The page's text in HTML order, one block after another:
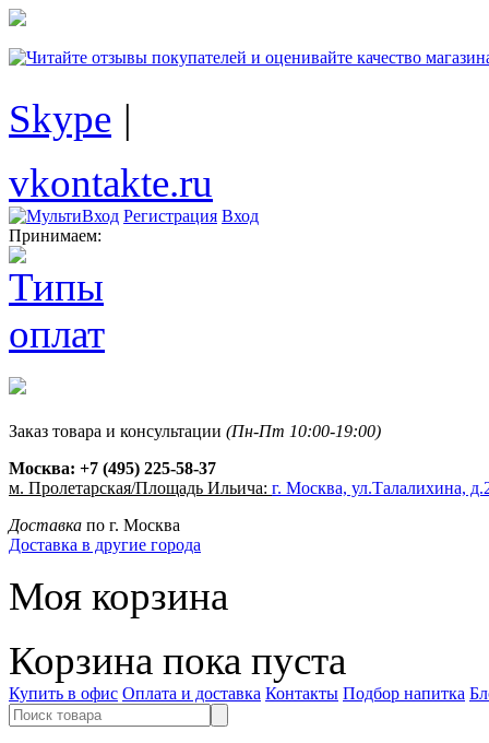
Skype |
vkontakte.ru
Регистрация Вход
Принимаем:
Заказ товара и консультации (Пн-Пт 10:00-19:00)
Москва: +7 (495) 225-58-37
м. Пролетарская/Площадь Ильича: г. Москва, ул.Талалихина,
Доставка по г. Москва
Доставка в другие города
Моя корзина
Корзина пока пуста
Купить в офис Оплата и доставка Контакты Подбор напитка